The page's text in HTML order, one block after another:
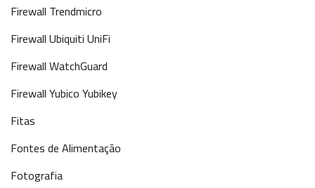
Firewall Trendmicro
Firewall Ubiquiti UniFi
Firewall WatchGuard
Firewall Yubico Yubikey
Fitas
Fontes de Alimentação
Fotografia